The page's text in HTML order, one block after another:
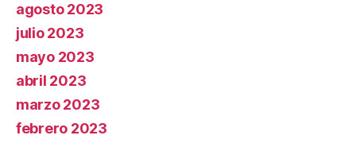
agosto 2023
julio 2023
mayo 2023
abril 2023
marzo 2023
febrero 2023